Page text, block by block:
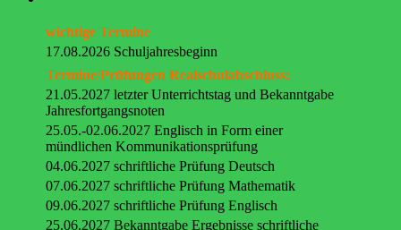
wichtige Termine
17.08.2026 Schuljahresbeginn
Termine/Prüfungen Realschulabschluss:
21.05.2027 letzter Unterrichtstag und Bekanntgabe
Jahresfortgangsnoten
25.05.-02.06.2027 Englisch in Form einer
mündlichen Kommunikationsprüfung
04.06.2027 schriftliche Prüfung Deutsch
07.06.2027 schriftliche Prüfung Mathematik
09.06.2027 schriftliche Prüfung Englisch
25.06.2027 Bekanntgabe Ergebnisse schriftliche